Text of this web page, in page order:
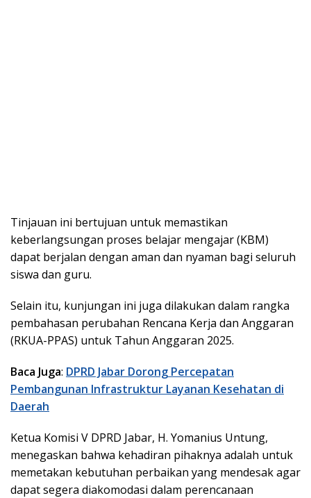
Tinjauan ini bertujuan untuk memastikan
keberlangsungan proses belajar mengajar (KBM)
dapat berjalan dengan aman dan nyaman bagi seluruh
siswa dan guru.
Selain itu, kunjungan ini juga dilakukan dalam rangka
pembahasan perubahan Rencana Kerja dan Anggaran
(RKUA-PPAS) untuk Tahun Anggaran 2025.
Baca Juga: DPRD Jabar Dorong Percepatan
Pembangunan Infrastruktur Layanan Kesehatan di
Daerah
Ketua Komisi V DPRD Jabar, H. Yomanius Untung,
menegaskan bahwa kehadiran pihaknya adalah untuk
memetakan kebutuhan perbaikan yang mendesak agar
dapat segera diakomodasi dalam perencanaan